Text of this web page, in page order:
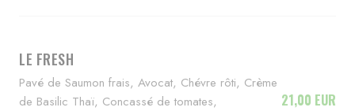
LE FRESH
Pavé de Saumon frais, Avocat, Chévre rôti, Crème
de Basilic Thaï, Concassé de tomates,
21,00 EUR